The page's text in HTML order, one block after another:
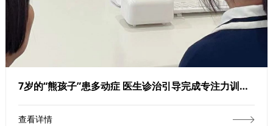
7岁的“熊孩子”患多动症 医生诊治引导完成专注力训练后得到明显改善
查看详情